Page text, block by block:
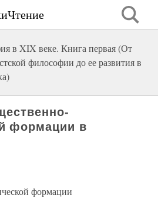
в XIX веке. Книга первая (От
философии до ее развития в
формации в
формации